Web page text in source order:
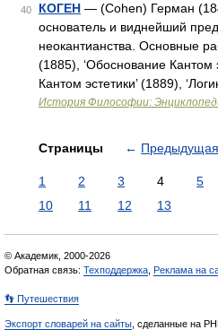
40 КОГЕН — (Cohen) Герман
основатель и виднейший
неокантианства. Основные
(1885), ‘Обоснование Кантом
Кантом эстетики’ (1889),
История Философии:
Страницы ← Предыдущая
1 2 3 4 5
10
11 12 13
© Академик, 2000-2026
Обратная связь: Техподдержка Реклама на
👣 Путешествия
Экспорт словарей на сайты , сделанные на